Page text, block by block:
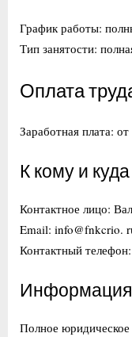
График работы:
Тип занятости:
Оплата
Заработная плата:
К кому и
Контактное лицо:
Email: info@fnkcrio.
Контактный
Информация
Полное